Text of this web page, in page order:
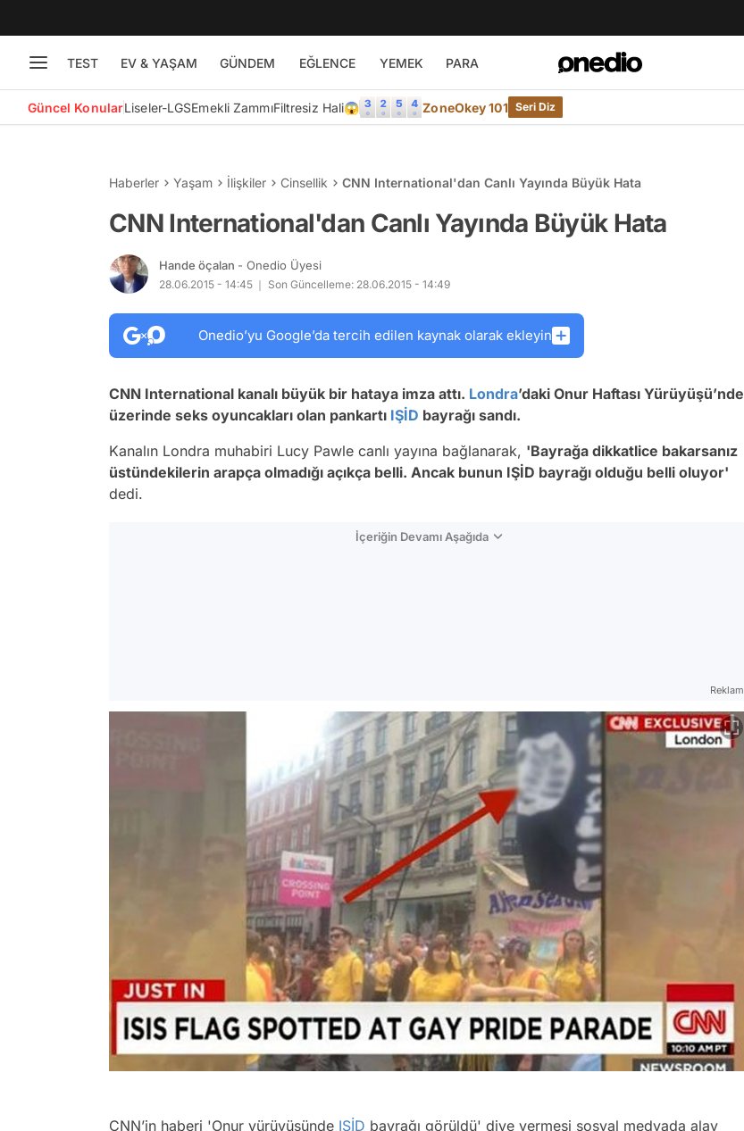
TEST EV & YAŞAM GÜNDEM EĞLENCE YEMEK PARA
Güncel KonularLiseler-LGSEmekli ZammıFiltresiz Hali😱 ZoneOkey 101 Seri Diz
Haberler Yaşam İlişkiler Cinsellik CNN International'dan Canlı Yayında Büyük Hata
CNN International'dan Canlı Yayında Büyük Hata
Hande öçalan - Onedio Üyesi
28.06.2015 - 14:45 Son Güncelleme: 28.06.2015 - 14:49
Onedio’yu Google’da tercih edilen kaynak olarak ekleyin
CNN International kanalı büyük bir hataya imza attı. Londra’daki Onur Haftası Yürüyüşü’nde
üzerinde seks oyuncakları olan pankartı IŞİD bayrağı sandı.
Kanalın Londra muhabiri Lucy Pawle canlı yayına bağlanarak, 'Bayrağa dikkatlice bakarsanız
üstündekilerin arapça olmadığı açıkça belli. Ancak bunun IŞİD bayrağı olduğu belli oluyor'
dedi.
İçeriğin Devamı Aşağıda
Reklam
CNN’in haberi 'Onur yürüyüşünde IŞİD bayrağı görüldü' diye vermesi sosyal medyada alay